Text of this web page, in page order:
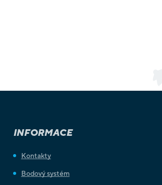
INFORMACE
Kontakty
Bodový systém